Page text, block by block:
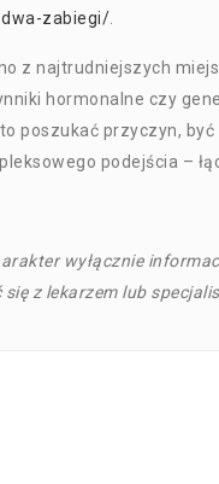
zabiegi/.
z najtrudniejszych
hormonalne czy
poszukać przyczyn,
podejścia –
wyłącznie
z lekarzem lub